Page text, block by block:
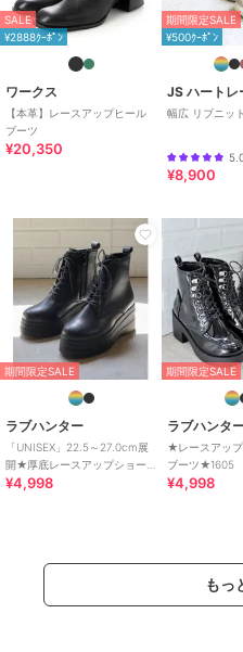
SALE
¥2888ｸｰﾎﾟﾝ
ワークス
【本革】レースアップヒール
ブーツ
¥20,350
期間限定SALE
¥500ｸｰﾎﾟﾝ
JS ハートレ
幅広 リブニッ
¥8,900
期間限定SALE
ラブハンター
「UNISEX」22.5～27.0cm展
開★厚底レースアップショー
トブーツ★1617
¥4,998
期間限定SALE
ラブハンタ
★レースアッ
ブーツ★1605
¥4,998
もっ